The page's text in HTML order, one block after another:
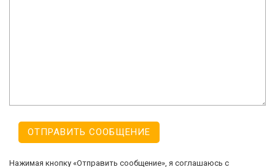
Нажимая кнопку «Отправить сообщение», я соглашаюсь с